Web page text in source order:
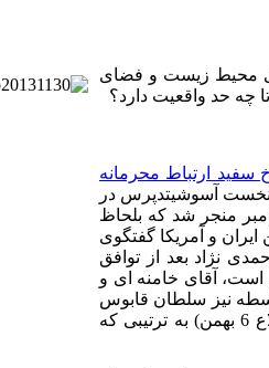
محیط زیست و فضای
چه حد واقعیت دارد؟
سفید ارتباط محرمانه
نخست آسوشیتدپرس در
منجر شد که بلحاظ
ایران و آمریکا گفتگوی
احمدی نژاد بعد از توافق
آقای خامنه ای و
نیز سلطان قابوس
6 بهمن) به ترتیبی که